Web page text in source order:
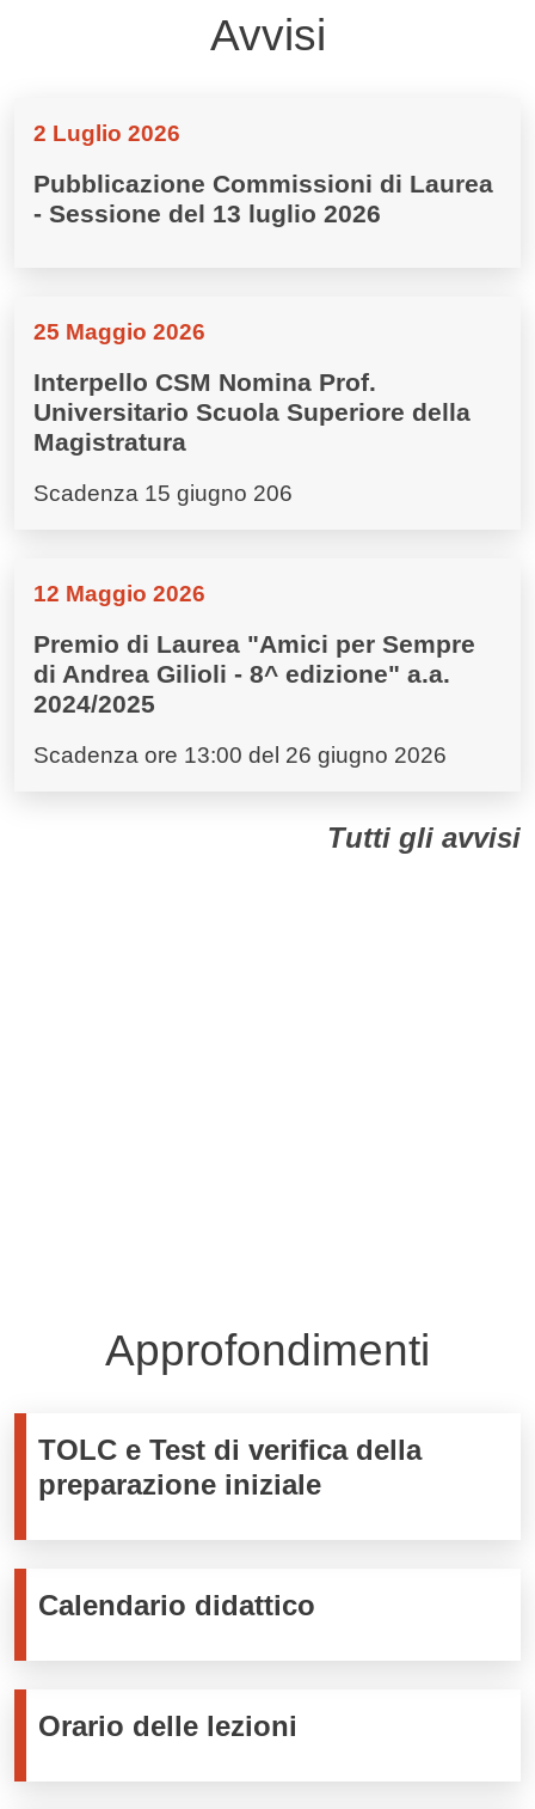
Avvisi
2 Luglio 2026
Pubblicazione Commissioni di Laurea
- Sessione del 13 luglio 2026
25 Maggio 2026
Interpello CSM Nomina Prof.
Universitario Scuola Superiore della
Magistratura
Scadenza 15 giugno 206
12 Maggio 2026
Premio di Laurea "Amici per Sempre
di Andrea Gilioli - 8^ edizione" a.a.
2024/2025
Scadenza ore 13:00 del 26 giugno 2026
Tutti gli avvisi
Approfondimenti
TOLC e Test di verifica della
preparazione iniziale
Calendario didattico
Orario delle lezioni